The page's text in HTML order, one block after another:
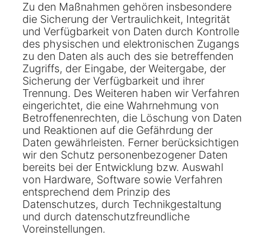
Zu den Maßnahmen gehören insbesondere
die Sicherung der Vertraulichkeit, Integrität
und Verfügbarkeit von Daten durch Kontrolle
des physischen und elektronischen Zugangs
zu den Daten als auch des sie betreffenden
Zugriffs, der Eingabe, der Weitergabe, der
Sicherung der Verfügbarkeit und ihrer
Trennung. Des Weiteren haben wir Verfahren
eingerichtet, die eine Wahrnehmung von
Betroffenenrechten, die Löschung von Daten
und Reaktionen auf die Gefährdung der
Daten gewährleisten. Ferner berücksichtigen
wir den Schutz personenbezogener Daten
bereits bei der Entwicklung bzw. Auswahl
von Hardware, Software sowie Verfahren
entsprechend dem Prinzip des
Datenschutzes, durch Technikgestaltung
und durch datenschutzfreundliche
Voreinstellungen.